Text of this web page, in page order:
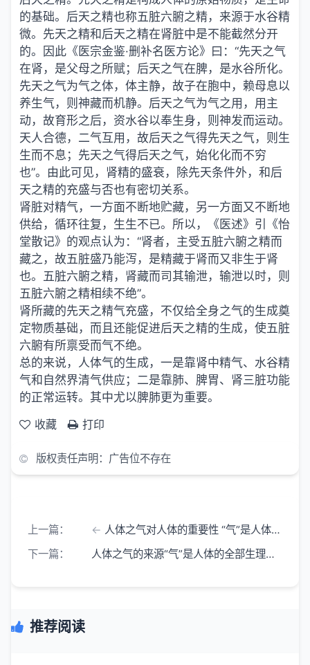
的基础。后天之精也称五脏六腑之精，来源于水谷精
微。先天之精和后天之精在肾脏中是不能截然分开
的。因此《医宗金鉴·删补名医方论》曰：“先天之气
在肾，是父母之所赋；后天之气在脾，是水谷所化。
先天之气为气之体，体主静，故子在胞中，赖母息以
养生气，则神藏而机静。后天之气为气之用，用主
动，故育形之后，资水谷以奉生身，则神发而运动。
天人合德，二气互用，故后天之气得先天之气，则生
生而不息；先天之气得后天之气，始化化而不穷
也”。由此可见，肾精的盛衰，除先天条件外，和后
天之精的充盛与否也有密切关系。
肾脏对精气，一方面不断地贮藏，另一方面又不断地
供给，循环往复，生生不已。所以，《医述》引《怡
堂散记》的观点认为：“肾者，主受五脏六腑之精而
藏之，故五脏盛乃能泻，是精藏于肾而又非生于肾
也。五脏六腑之精，肾藏而司其输泄，输泄以时，则
五脏六腑之精相续不绝”。
肾所藏的先天之精气充盛，不仅给全身之气的生成奠
定物质基础，而且还能促进后天之精的生成，使五脏
六腑有所禀受而气不绝。
总的来说，人体气的生成，一是靠肾中精气、水谷精
气和自然界清气供应；二是靠肺、脾胃、肾三脏功能
的正常运转。其中尤以脾肺更为重要。
收藏
打印
版权责任声明：广告位不存在
上一篇：
人体之气对人体的重要性 “气”是人体的全部生理机能
下一篇：
人体之气的来源“气”是人体的全部生理机能
推荐阅读